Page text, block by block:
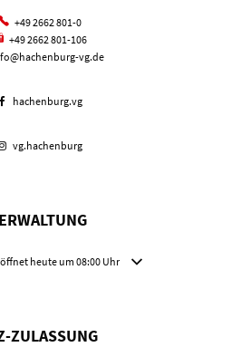
+49 2662 801-0
+49 2662 801-106
vg.de
hachenburg.vg
vg.hachenburg
Öffnungs- oder Schließzeiten auszublenden
öffnet heute um 08:00 Uhr
ZULASSUNG